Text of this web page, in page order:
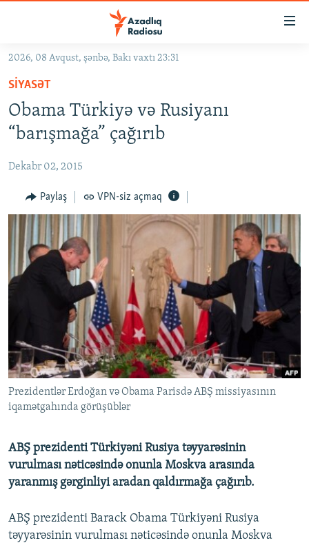
Əsas
qayıt
Əsas
naviqasiyaya
qayıt
Axtarışa
GÜNDƏM
#İZAHLA
KORRUPSIOMETR
#ƏSLINDƏ
FƏRQƏ BAX
QANUNI DOĞRU
ARAŞDIRMA
MULTIMEDIA
VIDEO
FOTOQALEREYA
İNFOQRAFIKA
KARIKATURA
RADIO ARXIV
AZƏRBAYCAN ƏDƏBIYYATI KITABXANASI
İSLAM VƏ DEMOKRATIYA
İZ - MƏDƏNIYYƏT PROQRAMI
HAQQIMIZDA
MISSIYAMIZ
PEŞƏ ETIKASI VƏ JURNALISTIKA STANDARTLARIMIZ
MATERIALLARIMIZDAN ISTIFADƏ
AZADLIQRADIOSU MOBIL TELEFONUNUZDA
XƏBƏR BÜLLETENLƏRIMIZ
RFE/RL-in bütün saytları
2026, 08 Avqust, şənbə, Bakı vaxtı 23:31
SIYASƏT
Obama Türkiyə və Rusiyanı
“barışmağa” çağırıb
Dekabr 02, 2015
Paylaş VPN-siz açmaq
Prezidentlər Erdoğan və Obama Parisdə ABŞ missiyasının
iqamətgahında görüşüblər
ABŞ prezidenti Türkiyəni Rusiya təyyarəsinin
vurulması nəticəsində onunla Moskva arasında
yaranmış gərginliyi aradan qaldırmağa çağırıb.
ABŞ prezidenti Barack Obama Türkiyəni Rusiya
təyyarəsinin vurulması nəticəsində onunla Moskva